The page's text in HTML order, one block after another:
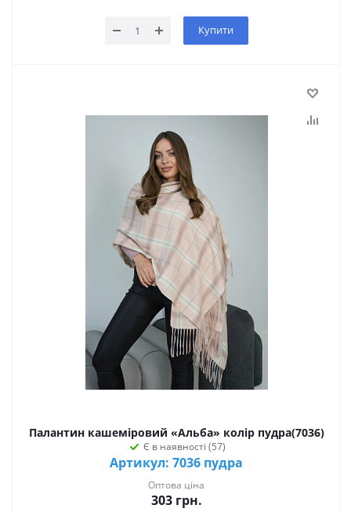
Купити
Палантин кашеміровий «Альба» колір пудра(7036)
Є в наявності (57)
Артикул: 7036 пудра
Оптова ціна
303грн.